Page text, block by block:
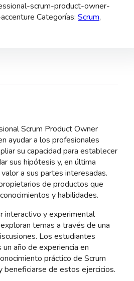
scrum-product-owner-
Categorías: Scrum,
Scrum Product Owner
ayudar a los profesionales
su capacidad para establecer
sus hipótesis y, en última
a sus partes interesadas.
de productos que
y habilidades.
interactivo y experimental
temas a través de una
Los estudiantes
año de experiencia en
práctico de Scrum
beneficiarse de estos ejercicios.